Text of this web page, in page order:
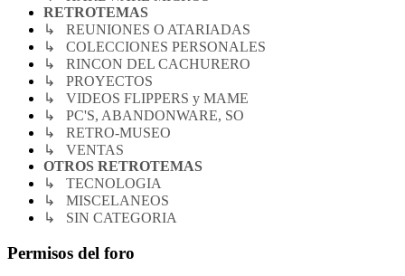
RETROTEMAS
↳ REUNIONES O ATARIADAS
↳ COLECCIONES PERSONALES
↳ RINCON DEL CACHURERO
↳ PROYECTOS
↳ VIDEOS FLIPPERS y MAME
↳ PC'S, ABANDONWARE, SO
↳ RETRO-MUSEO
↳ VENTAS
OTROS RETROTEMAS
↳ TECNOLOGIA
↳ MISCELANEOS
↳ SIN CATEGORIA
Permisos del foro